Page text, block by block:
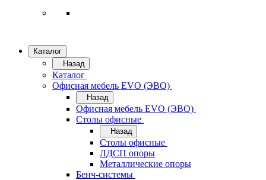
Каталог
Назад
Каталог
Офисная мебель EVO (ЭВО)
Назад
Офисная мебель EVO (ЭВО)
Cтолы офисные
Назад
Cтолы офисные
ЛДСП опоры
Металлические опоры
Бенч-системы